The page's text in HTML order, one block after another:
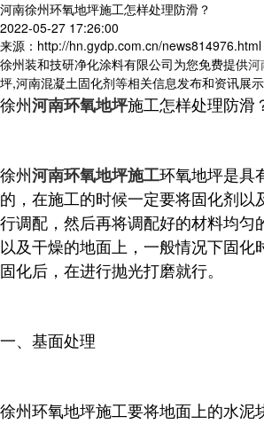
河南徐州环氧地坪施工怎样处理防滑？
2022-05-27 17:26:00
来源：http://hn.gydp.com.cn/news814976.html
徐州装和技研净化涂料有限公司为您免费提供河
坪,河南混凝土固化剂等相关信息发布和资讯展
徐州河南环氧地坪施工怎样处理防滑
徐州河南环氧地坪施工环氧地坪是具
的，在施工的时候一定要将固化剂以
行调配，然后再将调配好的材料均匀
以及干燥的地面上，一般情况下固化
固化后，在进行抛光打磨就行。
一、基面处理
徐州环氧地坪施工要将地面上的水泥